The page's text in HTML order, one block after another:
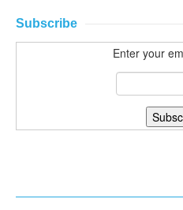
Subscribe
Enter your